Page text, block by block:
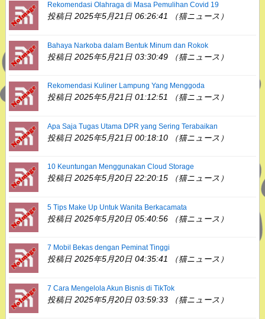
Rekomendasi Olahraga di Masa Pemulihan Covid 19
投稿日 2025年5月21日 06:26:41 （猫ニュース）
Bahaya Narkoba dalam Bentuk Minum dan Rokok
投稿日 2025年5月21日 03:30:49 （猫ニュース）
Rekomendasi Kuliner Lampung Yang Menggoda
投稿日 2025年5月21日 01:12:51 （猫ニュース）
Apa Saja Tugas Utama DPR yang Sering Terabaikan
投稿日 2025年5月21日 00:18:10 （猫ニュース）
10 Keuntungan Menggunakan Cloud Storage
投稿日 2025年5月20日 22:20:15 （猫ニュース）
5 Tips Make Up Untuk Wanita Berkacamata
投稿日 2025年5月20日 05:40:56 （猫ニュース）
7 Mobil Bekas dengan Peminat Tinggi
投稿日 2025年5月20日 04:35:41 （猫ニュース）
7 Cara Mengelola Akun Bisnis di TikTok
投稿日 2025年5月20日 03:59:33 （猫ニュース）